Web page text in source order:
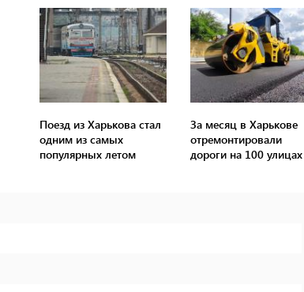
Поезд из Харькова стал
одним из самых
популярных летом
За месяц в Харькове
отремонтировали
дороги на 100 улицах